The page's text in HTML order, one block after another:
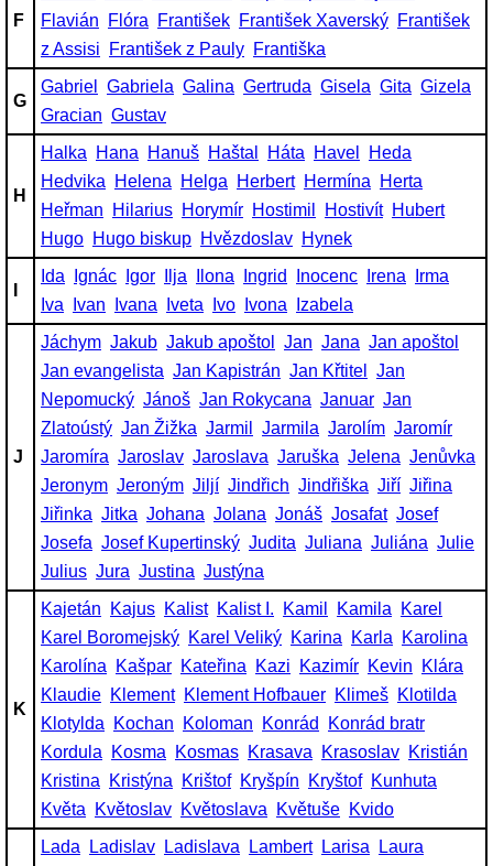
F
Flavián
Flóra František František Xaverský František
z Assisi
František z Pauly Františka
G
Gabriel Gabriela Galina Gertruda Gisela Gita Gizela
Gracian Gustav
H
Halka Hana Hanuš Haštal Háta Havel
Heda
Hedvika
Helena Helga Herbert Hermína
Herta
Heřman
Hilarius Horymír Hostimil Hostivít Hubert
Hugo Hugo biskup Hvězdoslav Hynek
Ida Ignác Igor Ilja Ilona Ingrid Inocenc Irena
Irma
Iva
Ivan Ivana Iveta Ivo Ivona Izabela
J
Jáchym Jakub Jakub apoštol Jan Jana Jan apoštol
Jan evangelista Jan Kapistrán Jan Křtitel
Jan
Nepomucký Jánoš Jan Rokycana Januar Jan
Zlatoústý Jan Žižka Jarmil Jarmila Jarolím Jaromír
Jaromíra Jaroslav Jaroslava Jaruška Jelena Jenůvka
Jeronym Jeroným Jiljí Jindřich Jindřiška Jiří Jiřina
Jiřinka Jitka Johana Jolana Jonáš Josafat Josef
Josefa Josef Kupertinský Judita Juliana Juliána Julie
Julius Jura Justina Justýna
K
Kajetán Kajus Kalist Kalist I. Kamil Kamila
Karel
Karel Boromejský Karel Veliký Karina Karla
Karolina
Karolína
Kašpar Kateřina Kazi Kazimír Kevin
Klára
Klaudie Klement Klement Hofbauer Klimeš Klotilda
Klotylda
Kochan Koloman Konrád
Konrád bratr
Kordula
Kosma Kosmas Krasava Krasoslav Kristián
Kristina
Kristýna Krištof Kryšpín Kryštof Kunhuta
Květa
Květoslav Květoslava Květuše Kvido
Lada
Ladislav Ladislava Lambert Larisa
Laura